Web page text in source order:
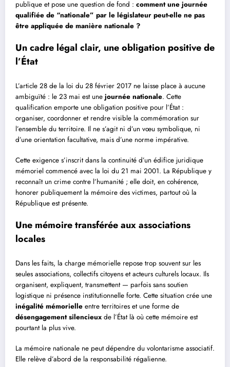
publique et pose une question de fond : comment une journée
qualifiée de “nationale” par le législateur peut-elle ne pas
être appliquée de manière nationale ?
Un cadre légal clair, une obligation positive de
l’État
L’article 28 de la loi du 28 février 2017 ne laisse place à aucune
ambiguïté : le 23 mai est une journée nationale. Cette
qualification emporte une obligation positive pour l’État :
organiser, coordonner et rendre visible la commémoration sur
l’ensemble du territoire. Il ne s’agit ni d’un vœu symbolique, ni
d’une orientation facultative, mais d’une norme impérative.
Cette exigence s’inscrit dans la continuité d’un édifice juridique
mémoriel commencé avec la loi du 21 mai 2001. La République y
reconnaît un crime contre l’humanité ; elle doit, en cohérence,
honorer publiquement la mémoire des victimes, partout où la
République est présente.
Une mémoire transférée aux associations
locales
Dans les faits, la charge mémorielle repose trop souvent sur les
seules associations, collectifs citoyens et acteurs culturels locaux. Ils
organisent, expliquent, transmettent — parfois sans soutien
logistique ni présence institutionnelle forte. Cette situation crée une
inégalité mémorielle entre territoires et une forme de
désengagement silencieux de l’État là où cette mémoire est
pourtant la plus vive.
La mémoire nationale ne peut dépendre du volontarisme associatif.
Elle relève d’abord de la responsabilité régalienne.